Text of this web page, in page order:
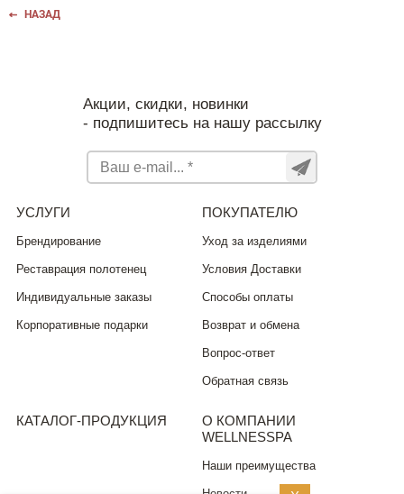
НАЗАД
Акции, скидки, новинки
- подпишитесь на нашу рассылку
УСЛУГИ
Брендирование
Реставрация полотенец
Индивидуальные заказы
Корпоративные подарки
ПОКУПАТЕЛЮ
Уход за изделиями
Условия Доставки
Способы оплаты
Возврат и обмена
Вопрос-ответ
Обратная связь
КАТАЛОГ-ПРОДУКЦИЯ
О КОМПАНИИ
WELLNESSPA
Наши преимущества